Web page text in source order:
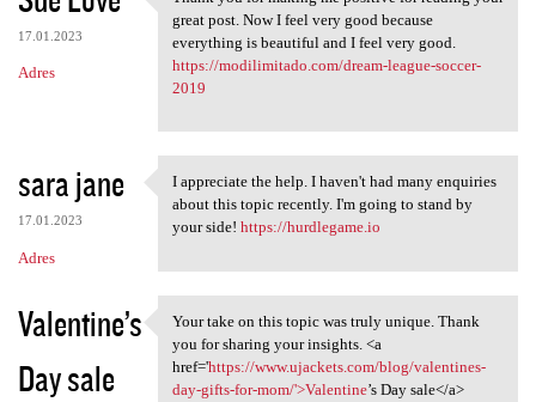
17.01.2023
Adres
Thank you for making me
great post. Now I feel very good because
everything is beautiful and I feel very good.
https://modilimitado.com/dream-league-soccer-
2019
sara jane
17.01.2023
Adres
I appreciate the help. I
I appreciate the help. I haven't had many enquiries
about this topic recently. I'm going to stand by
your side! https://hurdlegame.io
Valentine’s
Day sale
Your take on this topic was
Your take on this topic was truly unique. Thank
you for sharing your insights. <a
href='https://www.ujackets.com/blog/valentines-
day-gifts-for-mom/'>Valentine’s Day sale</a>